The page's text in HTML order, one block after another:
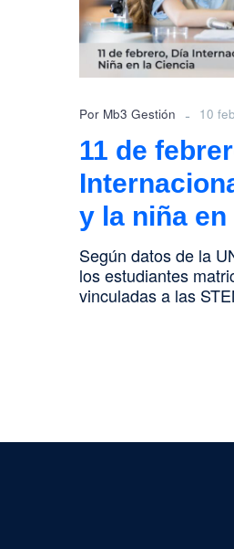
Por Mb3 Gestión - 10
11 de
y la niña
Según datos de la
los estudiantes
vinculadas a las